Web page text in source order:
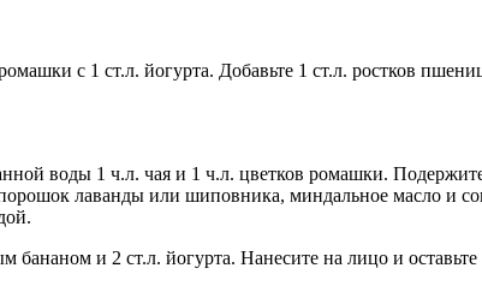
с 1 ст.л. йогурта. Добавьте 1 ст.л. ростков
воды 1 ч.л. чая и 1 ч.л. цветков ромашки.
лаванды или шиповника, миндальное масло и
и 2 ст.л. йогурта. Нанесите на лицо и